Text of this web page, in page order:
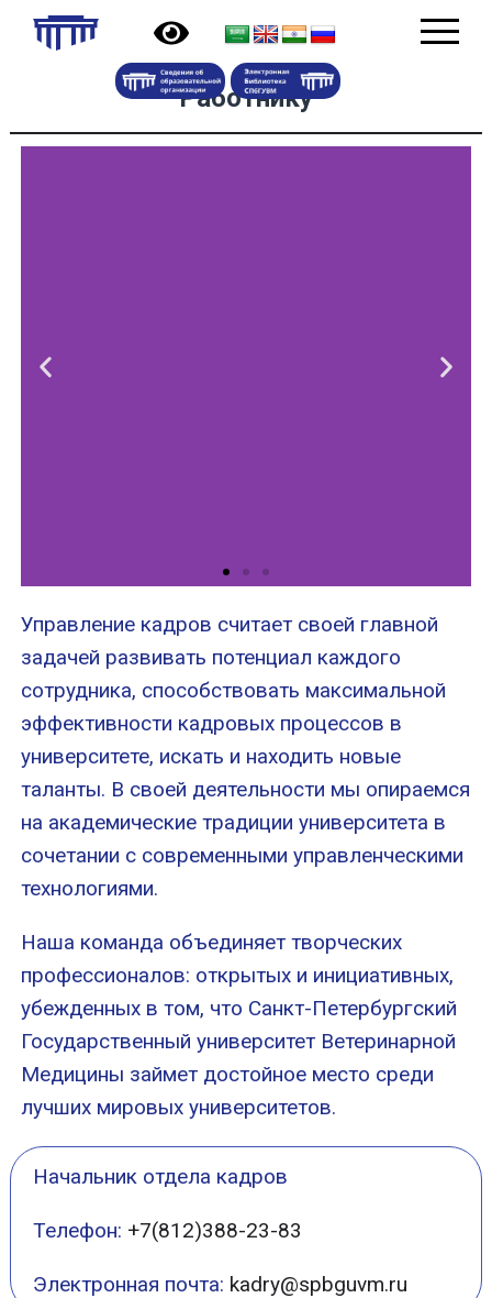
Работнику
Управление кадров считает своей главной
задачей развивать потенциал каждого
сотрудника, способствовать максимальной
эффективности кадровых процессов в
университете, искать и находить новые
таланты. В своей деятельности мы опираемся
на академические традиции университета в
сочетании с современными управленческими
технологиями.
Наша команда объединяет творческих
профессионалов: открытых и инициативных,
убежденных в том, что Санкт-Петербургский
Государственный университет Ветеринарной
Медицины займет достойное место среди
лучших мировых университетов.
Начальник отдела кадров
Телефон: +7(812)388-23-83
Электронная почта: kadry@spbguvm.ru